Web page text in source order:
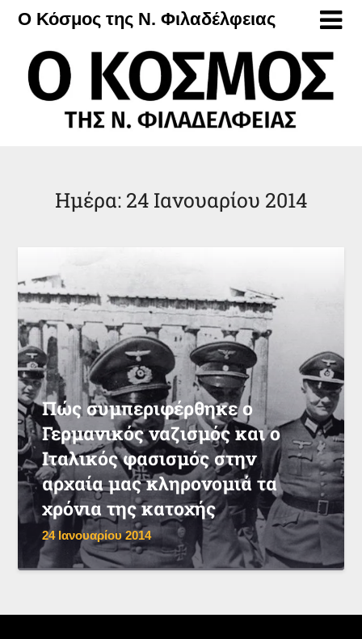
Μετάβαση
περιεχόμενο
Ο Κόσμος της Ν. Φιλαδέλφειας
Ημέρα: 24 Ιανουαρίου 2014
Πώς συμπεριφέρθηκε ο
Γερμανικός ναζισμός και ο
Ιταλικός φασισμός στην
αρχαία μας κληρονομιά τα
χρόνια της κατοχής
24 Ιανουαρίου 2014